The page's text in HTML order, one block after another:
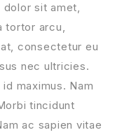
dolor sit amet,
tortor arcu,
consectetur eu
nec ultricies.
maximus. Nam
tincidunt
ac sapien vitae